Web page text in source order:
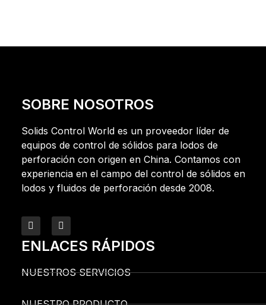
SOBRE NOSOTROS
Solids Control World es un proveedor líder de
equipos de control de sólidos para lodos de
perforación con origen en China. Contamos con
experiencia en el campo del control de sólidos en
lodos y fluidos de perforación desde 2008.
ENLACES RÁPIDOS
NUESTROS SERVICIOS